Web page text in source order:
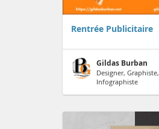
Rentrée Publicitaire
Gildas Burban
Designer, Graphiste,
Infographiste